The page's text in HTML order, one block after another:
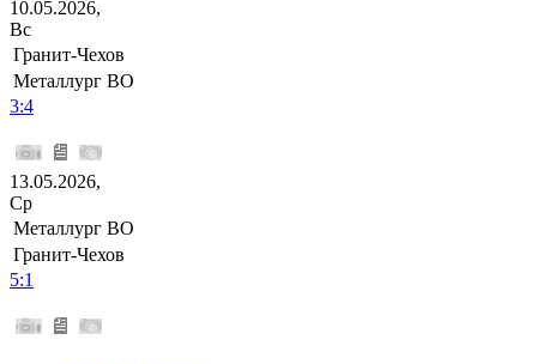
10.05.2026,
Вс
Гранит-Чехов
Металлург ВО
3:4
13.05.2026,
Ср
Металлург ВО
Гранит-Чехов
5:1